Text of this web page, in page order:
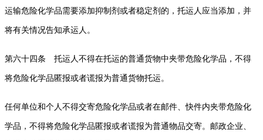
运输危险化学品需要添加抑制剂或者稳定剂的，托运人应当添加，并
将有关情况告知承运人。
第六十四条 托运人不得在托运的普通货物中夹带危险化学品，不得
将危险化学品匿报或者谎报为普通货物托运。
任何单位和个人不得交寄危险化学品或者在邮件、快件内夹带危险化
学品，不得将危险化学品匿报或者谎报为普通物品交寄。邮政企业、